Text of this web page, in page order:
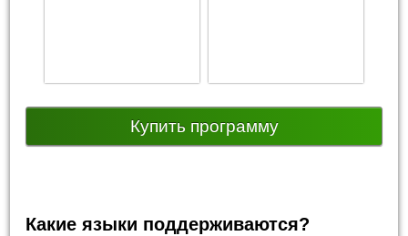
Купить программу
Какие языки поддерживаются?